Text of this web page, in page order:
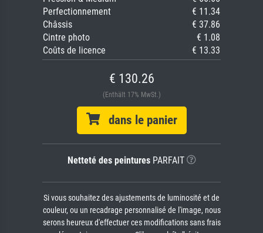
Perfectionnement
€ 11.34
Châssis
€ 37.86
Cintre photo
€ 1.08
Coûts de licence
€ 13.33
€ 130.26
(Enthält 17% MwSt.)
dans le panier
Netteté des peinturesPARFAIT
Si vous souhaitez des ajustements de luminosité et de
couleur, ou un recadrage personnalisé de l'image, nous
serons heureux d'effectuer ces modifications sans frais